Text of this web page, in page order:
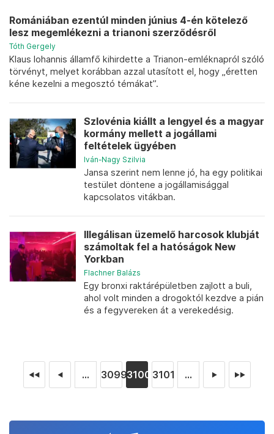
Romániában ezentúl minden június 4-én kötelező
lesz megemlékezni a trianoni szerződésről
Tóth Gergely
Klaus Iohannis államfő kihirdette a Trianon-emléknapról szóló
törvényt, melyet korábban azzal utasított el, hogy „éretten
kéne kezelni a megosztó témákat”.
Szlovénia kiállt a lengyel és a magyar
kormány mellett a jogállami
feltételek ügyében
Iván-Nagy Szilvia
Jansa szerint nem lenne jó, ha egy politikai
testület döntene a jogállamisággal
kapcsolatos vitákban.
Illegálisan üzemelő harcosok klubját
számoltak fel a hatóságok New
Yorkban
Flachner Balázs
Egy bronxi raktárépületben zajlott a buli,
ahol volt minden a drogoktól kezdve a pián
és a fegyvereken át a verekedésig.
◄◄ ◄ ... 30993100 3101 ... ► ►►